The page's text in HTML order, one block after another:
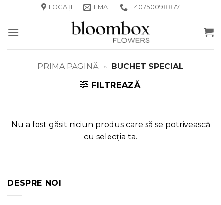
content
LOCAȚIE EMAIL +40760098877
PRIMA PAGINĂ » BUCHET SPECIAL
FILTREAZĂ
Nu a fost găsit niciun produs care să se potrivească
cu selecția ta.
DESPRE NOI